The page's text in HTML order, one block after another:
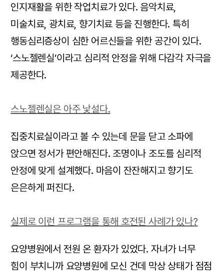
인지재활을 위한 작업치료가 있다. 음악치료,
미술치료, 광치료, 향기치료 등을 진행한다. 특히
행동심리증상이 심한 어르신들을 위한 공간이 있다.
‘스노젤렌실’이라고 심리적 안정을 위해 다감각 자극을
제공한다.
스노젤렌실은 아주 낯설다.
집중치료실이라고 볼 수 있는데 문을 닫고 소파에
앉으면 정서가 편안해진다. 조명이나 조도를 심리적
안정에 맞게 설계했다. 마음이 잔잔해지고 향기도
은은하게 퍼진다.
실제로 이런 프로그램을 통해 호전된 사례가 있나?
요양병원에서 전원 온 환자가 있었다. 자녀가 너무
힘이 부치니까 요양병원에 모신 건데 막상 상태가 점점